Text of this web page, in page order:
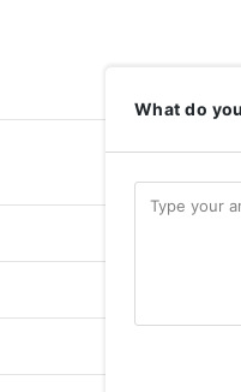
What do